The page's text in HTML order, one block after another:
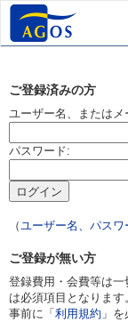
ご登録済みの方
ユーザー名、またはメ
パスワード:
（ユーザー名、パス
ご登録が無い方
登録費用・会費等は
は必須項目となります
事前に「 利用規約 」